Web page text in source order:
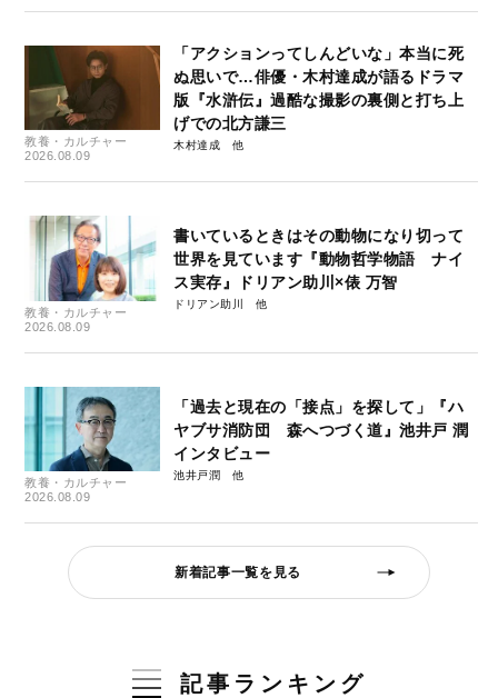
教養・カルチャー
2026.08.09
「アクションってしんどいな」本当に死
ぬ思いで…俳優・木村達成が語るドラマ
版『水滸伝』過酷な撮影の裏側と打ち上
げでの北方謙三
木村達成
教養・カルチャー
2026.08.09
書いているときはその動物になり切って
世界を見ています『動物哲学物語 ナイ
ス実存』ドリアン助川×俵 万智
ドリアン助川
教養・カルチャー
2026.08.09
「過去と現在の「接点」を探して」『ハ
ヤブサ消防団 森へつづく道』池井戸 潤
インタビュー
池井戸潤
新着記事一覧を見る
記事ランキング